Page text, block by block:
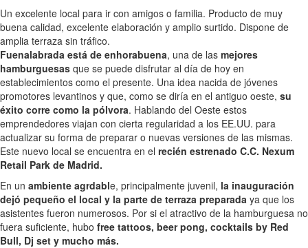
Un excelente local para ir con amigos o familia. Producto de muy
buena calidad, excelente elaboración y amplio surtido. Dispone de
amplia terraza sin tráfico.
Fuenalabrada está de enhorabuena, una de las mejores
hamburguesas que se puede disfrutar al día de hoy en
establecimientos como el presente. Una idea nacida de jóvenes
promotores levantinos y que, como se diría en el antiguo oeste, su
éxito corre como la pólvora. Hablando del Oeste estos
emprendedores viajan con cierta regularidad a los EE.UU. para
actualizar su forma de preparar o nuevas versiones de las mismas.
Este nuevo local se encuentra en el recién estrenado C.C. Nexum
Retail Park de Madrid.
En un ambiente agrdable, principalmente juvenil, la inauguración
dejó pequeño el local y la parte de terraza preparada ya que los
asistentes fueron numerosos. Por si el atractivo de la hamburguesa no
fuera suficiente, hubo free tattoos, beer pong, cocktails by Red
Bull, Dj set y mucho más.